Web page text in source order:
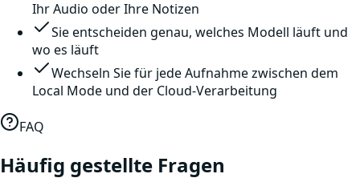
Ihr Audio oder Ihre Notizen
Sie entscheiden genau, welches Modell läuft und
wo es läuft
Wechseln Sie für jede Aufnahme zwischen dem
Local Mode und der Cloud-Verarbeitung
FAQ
Häufig gestellte Fragen